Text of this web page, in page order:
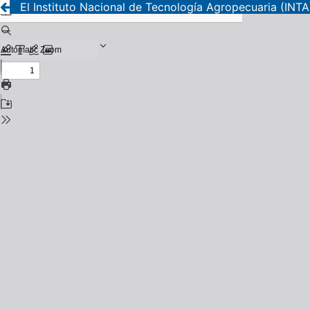
El Instituto Nacional de Tecnología Agropecuaria